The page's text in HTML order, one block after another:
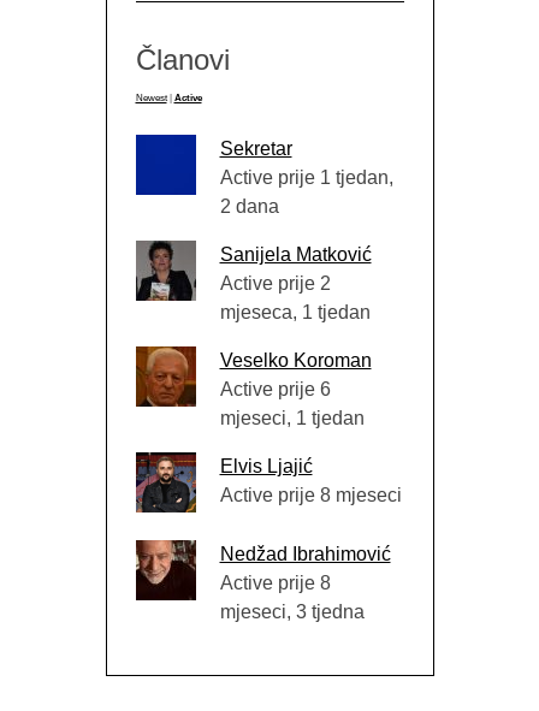
Članovi
Newest Active
Sekretar
Active prije 1 tjedan,
2 dana
Sanijela Matković
Active prije 2
mjeseca, 1 tjedan
Veselko Koroman
Active prije 6
mjeseci, 1 tjedan
Elvis Ljajić
Active prije 8 mjeseci
Nedžad Ibrahimović
Active prije 8
mjeseci, 3 tjedna